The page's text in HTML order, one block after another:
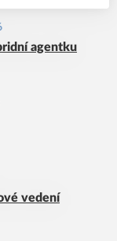
agentku
vedení